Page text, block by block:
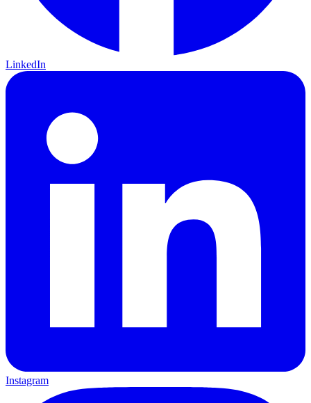
LinkedIn
Instagram